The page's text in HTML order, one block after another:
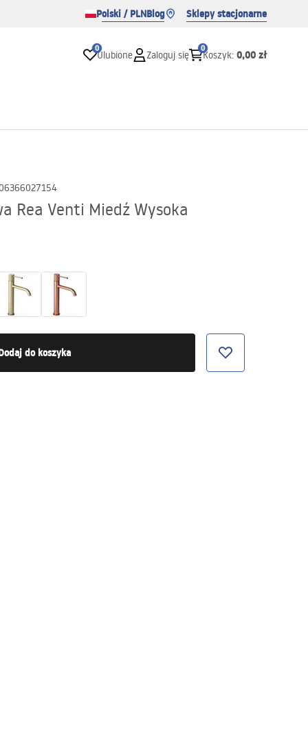
Polski / PLNBlog Sklepy stacjonarne
0
Ulubione Zaloguj się
0
Koszyk: 0,00 zł
Rea Venti Miedź Wysoka
do koszyka